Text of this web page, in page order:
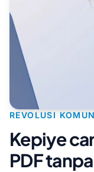
REVOLUSI
Kepiye
PDF